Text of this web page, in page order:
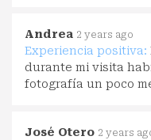
Andrea 2 years ago
Experiencia positiva:
durante mi visita
fotografía un poco
José Otero 2 years